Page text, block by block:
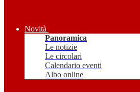
Novità
Panoramica
Le notizie
Le circolari
Calendario eventi
Albo online